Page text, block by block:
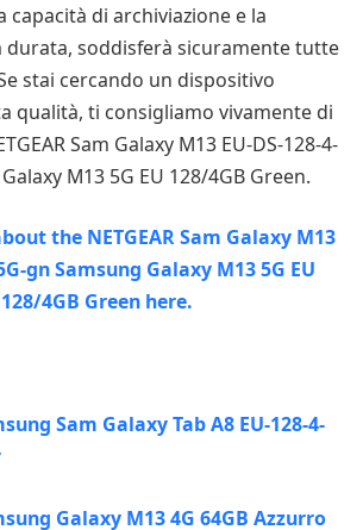
capacità di archiviazione e la
durata, soddisferà sicuramente tutte
stai cercando un dispositivo
qualità, ti consigliamo vivamente di
Sam Galaxy M13 EU-DS-128-4-
M13 5G EU 128/4GB Green.
Sam Galaxy Tab A8 EU-128-4-
Galaxy M13 4G 64GB Azzurro